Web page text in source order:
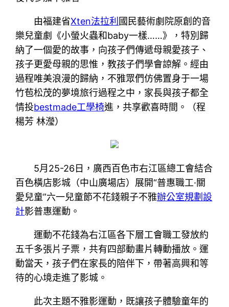
由福建省Xten法拉利 國民藝術劇院原創的音
樂兒童劇《小螢火蟲和baby一樣……》，特別歸
納了一個愛的故事，向孩子們傳遞母親愛孩子、
孩子更愛母親的思惟，教孩子們學會諒解。經由
過程唯美浪漫的歸納，不雅眾們仿佛置身于一場
竹苞松茂的夢境旅行過程之中，家長與孩子都全
情投bestmade工學椅進，共享歡喜時間。（程
楊芳 林瀅）
5月25-26日，廣西百色市右江區總工會結合
百色橫店影城（中山廣場店）展開“普惠職工·關
愛兒童”六一兒童節不花錢親子不雅辦公室規劃設
計影普惠運動。
運動不花錢為右江區各下層工會職工發放約
五千多張片子票，共有四部動畫片轉動播放。運
動當天，孩子們在家長的陪伴下，帶著高興和等
待的心境走進了影城。
此次主題不雅影運動，既讓孩子體驗童年的